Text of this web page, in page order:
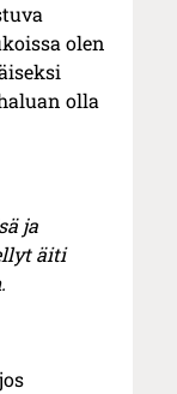
olen
olla
ja
äiti